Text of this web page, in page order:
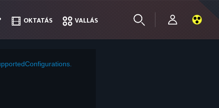
OKTATÁS VALLÁS
OKTATÁS VALLÁS